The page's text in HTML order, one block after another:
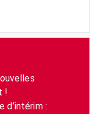
!
d’intérim :